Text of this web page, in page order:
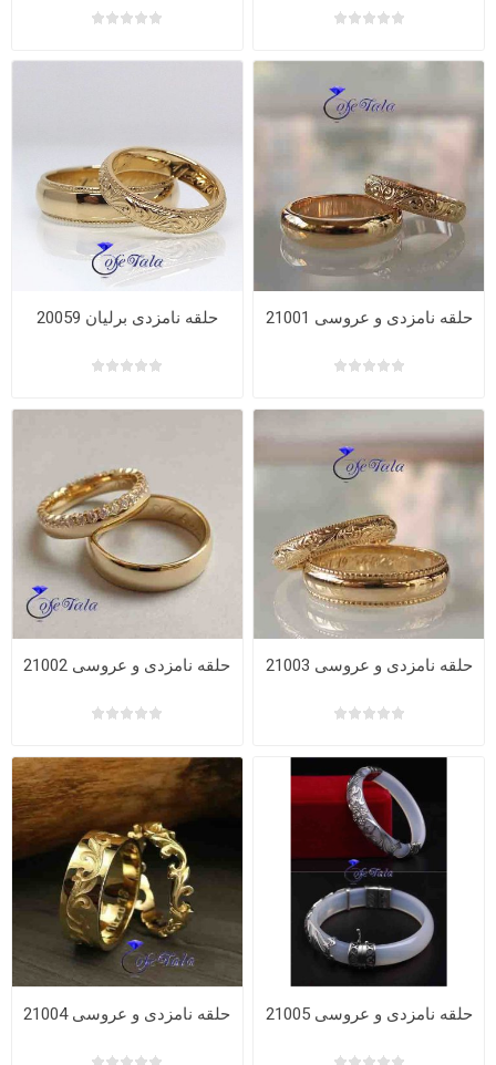
حلقه نامزدی برلیان 20059 حلقه نامزدی و عروسی 21001
حلقه نامزدی و عروسی 21002 حلقه نامزدی و عروسی 21003
حلقه نامزدی و عروسی 21004 حلقه نامزدی و عروسی 21005